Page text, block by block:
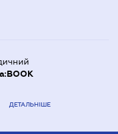
ДЕТАЛЬНІШЕ